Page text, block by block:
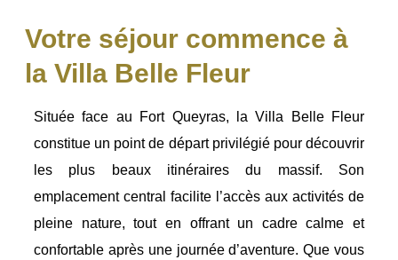
Votre séjour commence à
la Villa Belle Fleur
Située face au Fort Queyras, la Villa Belle Fleur
constitue un point de départ privilégié pour découvrir
les plus beaux itinéraires du massif. Son
emplacement central facilite l’accès aux activités de
pleine nature, tout en offrant un cadre calme et
confortable après une journée d’aventure. Que vous